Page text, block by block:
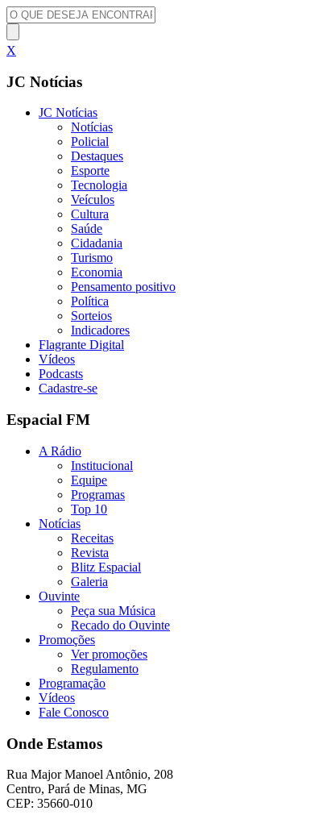
X
JC Notícias
JC Notícias
Notícias
Policial
Destaques
Esporte
Tecnologia
Veículos
Cultura
Saúde
Cidadania
Turismo
Economia
Pensamento positivo
Política
Sorteios
Indicadores
Flagrante Digital
Vídeos
Podcasts
Cadastre-se
Espacial FM
A Rádio
Institucional
Equipe
Programas
Top 10
Notícias
Receitas
Revista
Blitz Espacial
Galeria
Ouvinte
Peça sua Música
Recado do Ouvinte
Promoções
Ver promoções
Regulamento
Programação
Vídeos
Fale Conosco
Onde Estamos
Rua Major Manoel Antônio, 208
Centro, Pará de Minas, MG
CEP: 35660-010